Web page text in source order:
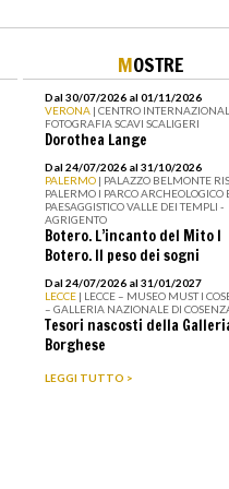
MOSTRE
Dal 30/07/2026 al 01/11/2026
VERONA | CENTRO
FOTOGRAFIA SCAVI SCALIGERI
Dorothea Lange
Dal 24/07/2026 al 31/10/2026
PALERMO | PALAZZO BELMONTE
PALERMO I PARCO ARCHEOLOGICO
PAESAGGISTICO VALLE DEI TEMPLI -
AGRIGENTO
Botero. L’incanto del Mito I
Botero. Il peso dei sogni
Dal 24/07/2026 al 31/01/2027
LECCE | LECCE – MUSEO MUST I
– GALLERIA NAZIONALE DI
Tesori nascosti della
Borghese
LEGGI TUTTO >